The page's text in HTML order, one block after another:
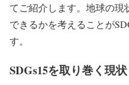
てご紹介します。地球の
できるかを考えることが
す。
SDGs15を取り巻く現状